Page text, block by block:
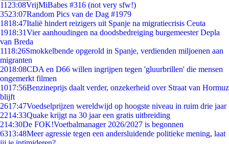
11 23:08VrijMiBabes #316 (not very sfw!)
3523:07Random Pics van de Dag #1979
1818:47Italië hindert reizigers uit Spanje na migratiecrisis Ceuta
1918:31Vier aanhoudingen na doodsbedreiging burgemeester Depla
van Breda
1118:26Smokkelbende opgerold in Spanje, verdienden miljoenen aan
migranten
2018:08CDA en D66 willen ingrijpen tegen 'gluurbrillen' die mensen
ongemerkt filmen
1017:56Benzineprijs daalt verder, onzekerheid over Straat van Hormuz
blijft
2617:47Voedselprijzen wereldwijd op hoogste niveau in ruim drie jaar
2214:33Quake krijgt na 30 jaar een gratis uitbreiding
214:30De FOK!Voetbalmanager 2026/2027 is begonnen
6313:48Meer agressie tegen een andersluidende politieke mening, laat